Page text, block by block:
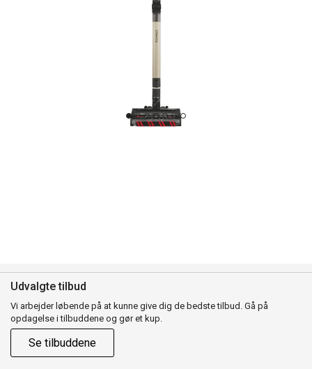
Udvalgte tilbud
Vi arbejder løbende på at kunne give dig de bedste tilbud. Gå på
opdagelse i tilbuddene og gør et kup.
Se tilbuddene